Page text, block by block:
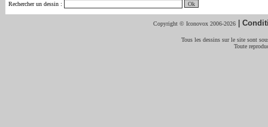
Rechercher un dessin :
Copyright © Iconovox 2006-2026 |
Tous les dessins sur le site sont
Toute